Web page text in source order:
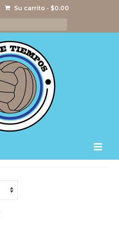
Su carrito - $0.00